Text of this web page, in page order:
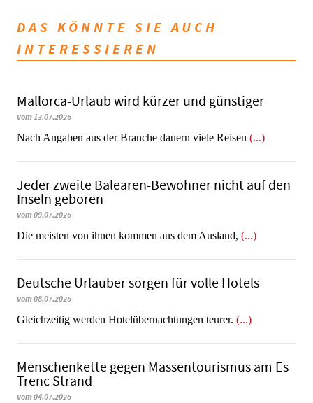
DAS KÖNNTE SIE AUCH
INTERESSIEREN
Mallorca-Urlaub wird kürzer und günstiger
vom 13.07.2026
Nach Angaben aus der Branche dauern viele Reisen (...)
Jeder zweite Balearen-Bewohner nicht auf den
Inseln geboren
vom 09.07.2026
Die meisten von ihnen kommen aus dem Ausland, (...)
Deutsche Urlauber sorgen für volle Hotels
vom 08.07.2026
Gleichzeitig werden Hotelübernachtungen teurer. (...)
Menschenkette gegen Massentourismus am Es
Trenc Strand
vom 04.07.2026